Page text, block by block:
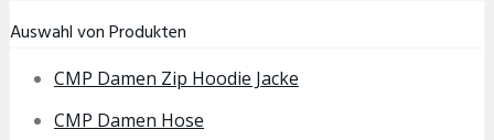
Auswahl von Produkten
CMP Damen Zip Hoodie Jacke
CMP Damen Hose